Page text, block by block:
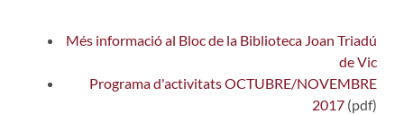
Més informació al Bloc de la Biblioteca Joan Triadú
de Vic
Programa d'activitats OCTUBRE/NOVEMBRE
2017 (pdf)